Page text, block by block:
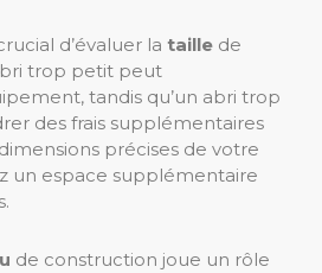
d’évaluer la taille de
trop petit peut
tandis qu’un abri trop
des frais supplémentaires
précises de votre
un espace supplémentaire
de construction joue un rôle